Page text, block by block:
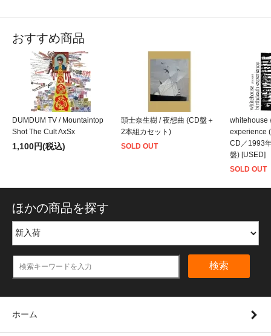
おすすめ商品
DUMDUM TV / Mountaintop
Shot The Cult AxSx
1,100円(税込)
頭士奈生樹 / 夜想曲 (CD盤＋
2本組カセット)
SOLD OUT
whitehouse
experience
CD／1993
盤) [USED]
SOLD OUT
ほかの商品を探す
検索
ホーム